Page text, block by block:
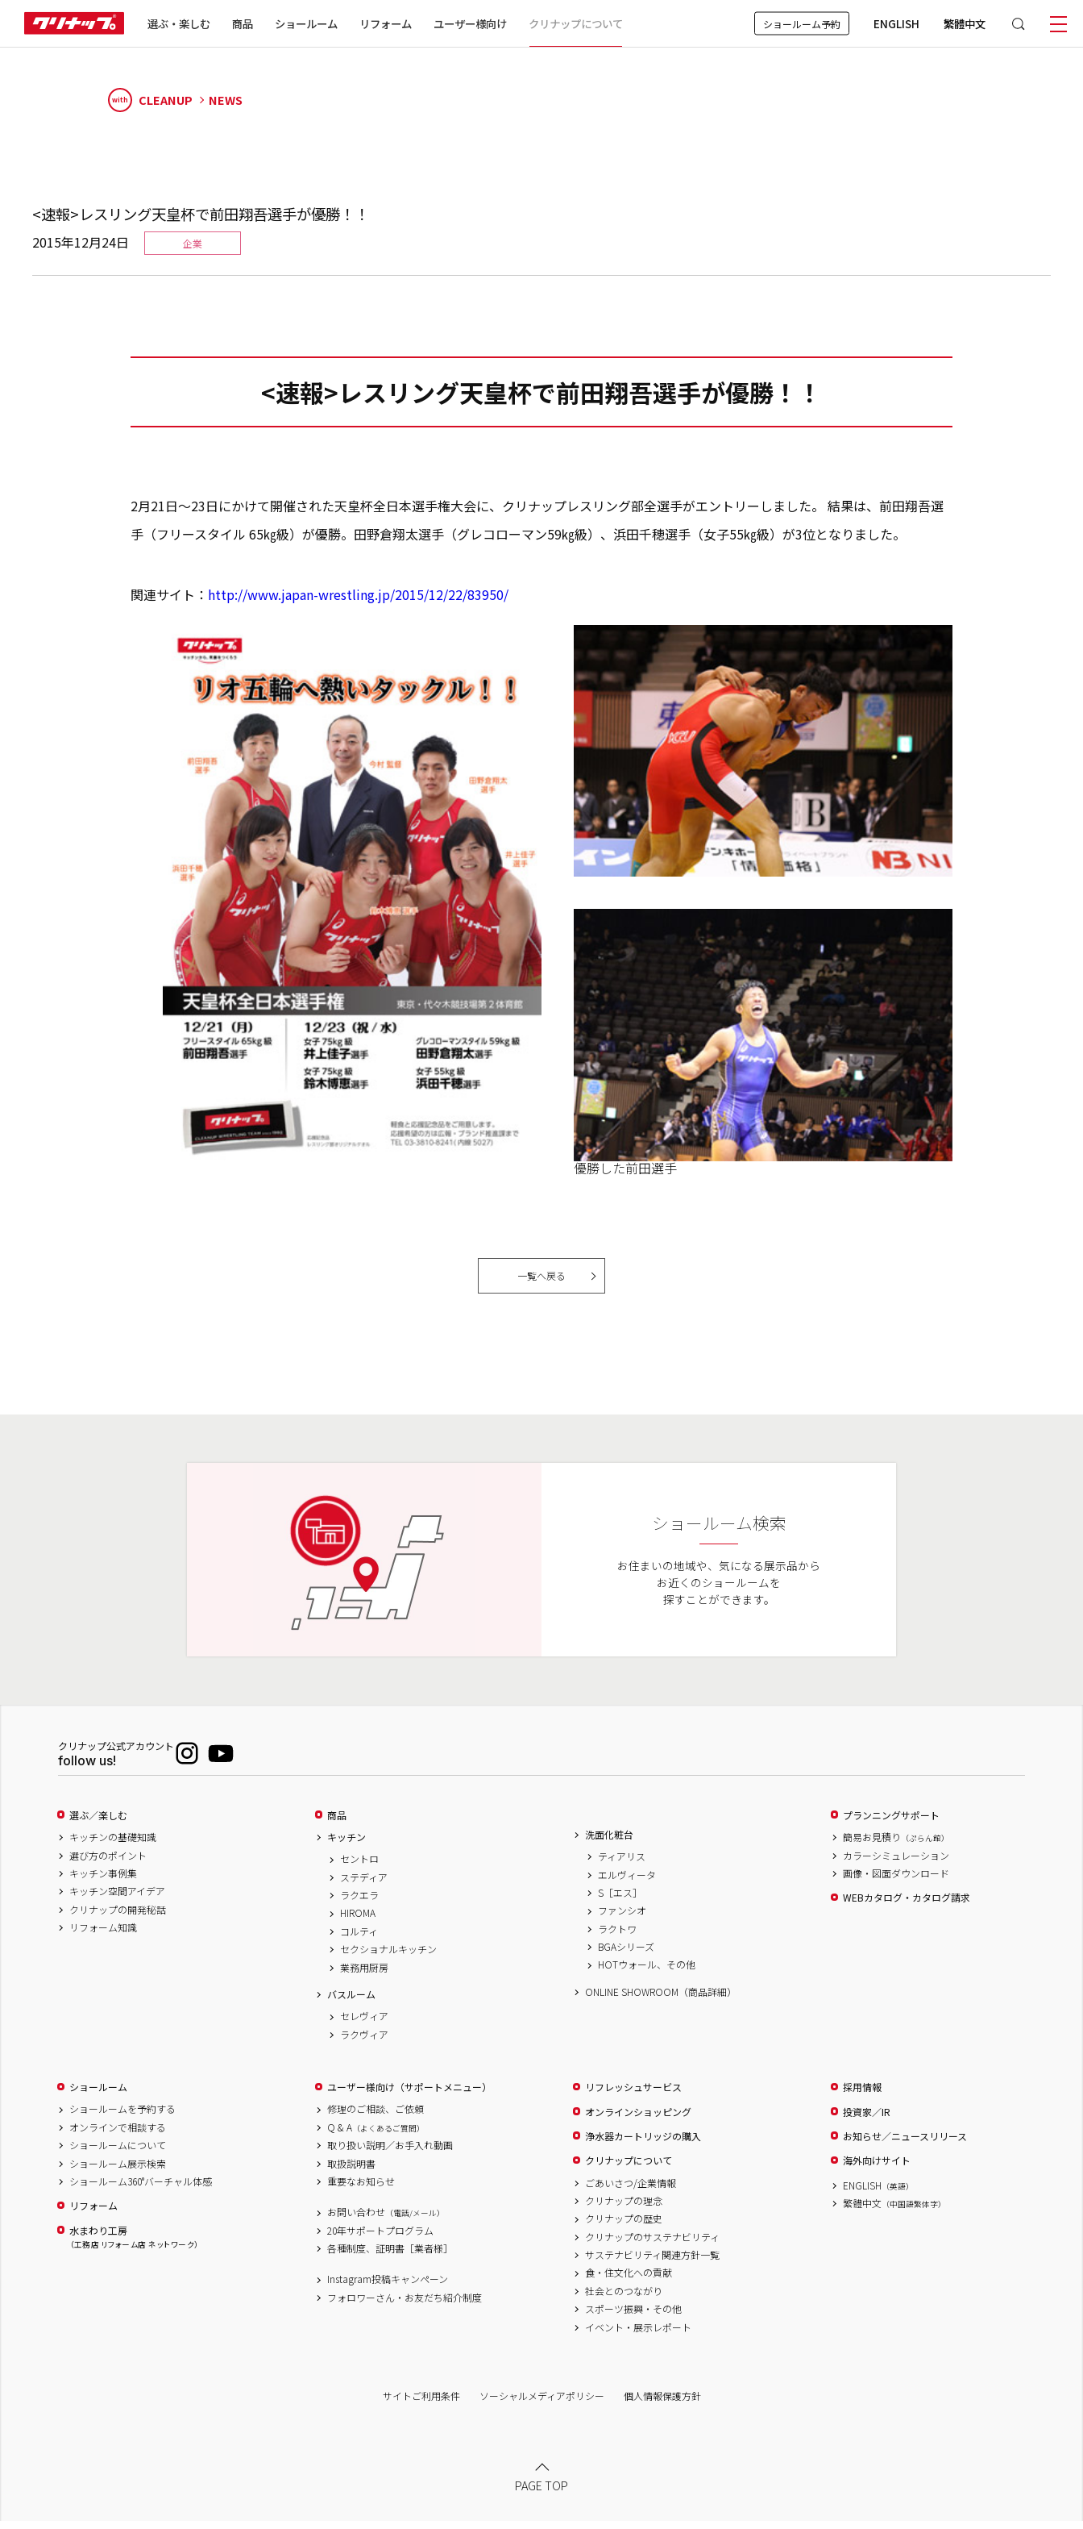
選ぶ・楽しむ 商品 ショールーム リフォーム ユーザー様向け クリナップについて ショールーム予約 ENGLISH 繁體中文
with CLEANUP NEWS
<速報>レスリング天皇杯で前田翔吾選手が優勝！！
2015年12月24日 企業
<速報>レスリング天皇杯で前田翔吾選手が優勝！！
2月21日～23日にかけて開催された天皇杯全日本選手権大会に、クリナップレスリング部全選手がエントリーしました。 結果は、前田翔吾選
手（フリースタイル 65㎏級）が優勝。田野倉翔太選手（グレコローマン59㎏級）、浜田千穂選手（女子55㎏級）が3位となりました。
関連サイト： http://www.japan-wrestling.jp/2015/12/22/83950/
優勝した前田選手
一覧へ戻る
ショールーム検索
お住まいの地域や、 気になる展示品から
お近くのショールームを
探すことができます。
クリナップ公式アカウント
follow us!
選ぶ／楽しむ
キッチンの基礎知識
選び方のポイント
キッチン事例集
キッチン空間アイデア
クリナップの開発秘話
リフォーム知識
商品
キッチン
セントロ
ステディア
ラクエラ
HIROMA
コルティ
セクショナルキッチン
業務用厨房
バスルーム
セレヴィア
ラクヴィア
洗面化粧台
ティアリス
エルヴィータ
S［エス］
ファンシオ
ラクトワ
BGAシリーズ
HOTウォール、その他
ONLINE SHOWROOM（商品詳細）
プランニングサポート
簡易お見積り
（ぷらん館）
カラーシミュレーション
画像・図面ダウンロード
WEBカタログ・カタログ請求
ショールーム
ショールームを予約する
オンラインで相談する
ショールームについて
ショールーム展示検索
ショールーム360°バーチャル体感
リフォーム
水まわり工房
（工務店 リフォーム店 ネットワーク）
ユーザー様向け（サポートメニュー）
修理のご相談、ご依頼
Q & A （よくあるご質問）
取り扱い説明／お手入れ動画
取扱説明書
重要なお知らせ
お問い合わせ （電話/メール）
20年サポートプログラム
各種制度、証明書［業者様］
Instagram投稿キャンペーン
フォロワーさん・お友だち紹介制度
リフレッシュサービス
オンラインショッピング
浄水器カートリッジの購入
クリナップについて
ごあいさつ/企業情報
クリナップの理念
クリナップの歴史
クリナップのサステナビリティ
サステナビリティ関連方針一覧
食・住文化への貢献
社会とのつながり
スポーツ振興・その他
イベント・展示レポート
採用情報
投資家／IR
お知らせ／ニュースリリース
海外向けサイト
ENGLISH （英語）
繁體中文 （中国語繁体字）
サイトご利用条件 ソーシャルメディアポリシー 個人情報保護方針
PAGE TOP